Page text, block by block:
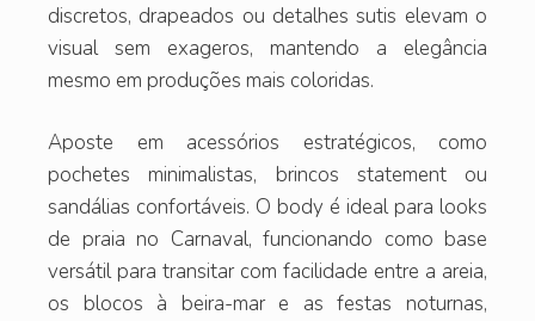
discretos, drapeados ou detalhes sutis elevam o
visual sem exageros, mantendo a elegância
mesmo em produções mais coloridas.
Aposte em acessórios estratégicos, como
pochetes minimalistas, brincos statement ou
sandálias confortáveis. O body é ideal para looks
de praia no Carnaval, funcionando como base
versátil para transitar com facilidade entre a areia,
os blocos à beira-mar e as festas noturnas,